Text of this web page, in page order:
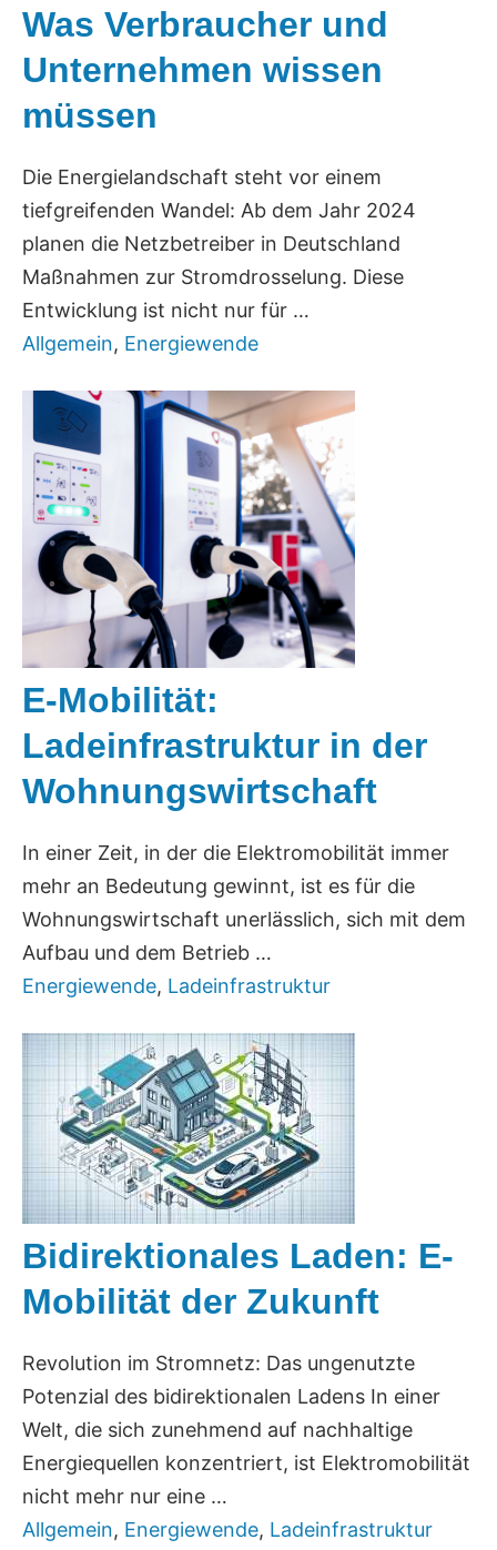
Was Verbraucher und
Unternehmen wissen
müssen
Die Energielandschaft steht vor einem
tiefgreifenden Wandel: Ab dem Jahr 2024
planen die Netzbetreiber in Deutschland
Maßnahmen zur Stromdrosselung. Diese
Entwicklung ist nicht nur für …
Allgemein, Energiewende
E-Mobilität:
Ladeinfrastruktur in der
Wohnungswirtschaft
In einer Zeit, in der die Elektromobilität immer
mehr an Bedeutung gewinnt, ist es für die
Wohnungswirtschaft unerlässlich, sich mit dem
Aufbau und dem Betrieb …
Energiewende, Ladeinfrastruktur
Bidirektionales Laden: E-
Mobilität der Zukunft
Revolution im Stromnetz: Das ungenutzte
Potenzial des bidirektionalen Ladens In einer
Welt, die sich zunehmend auf nachhaltige
Energiequellen konzentriert, ist Elektromobilität
nicht mehr nur eine …
Allgemein, Energiewende, Ladeinfrastruktur